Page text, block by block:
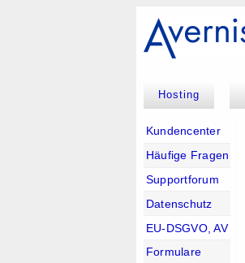
Hosting
Kundencenter
Häufige Fragen
Supportforum
Datenschutz
EU-DSGVO, AV
Formulare